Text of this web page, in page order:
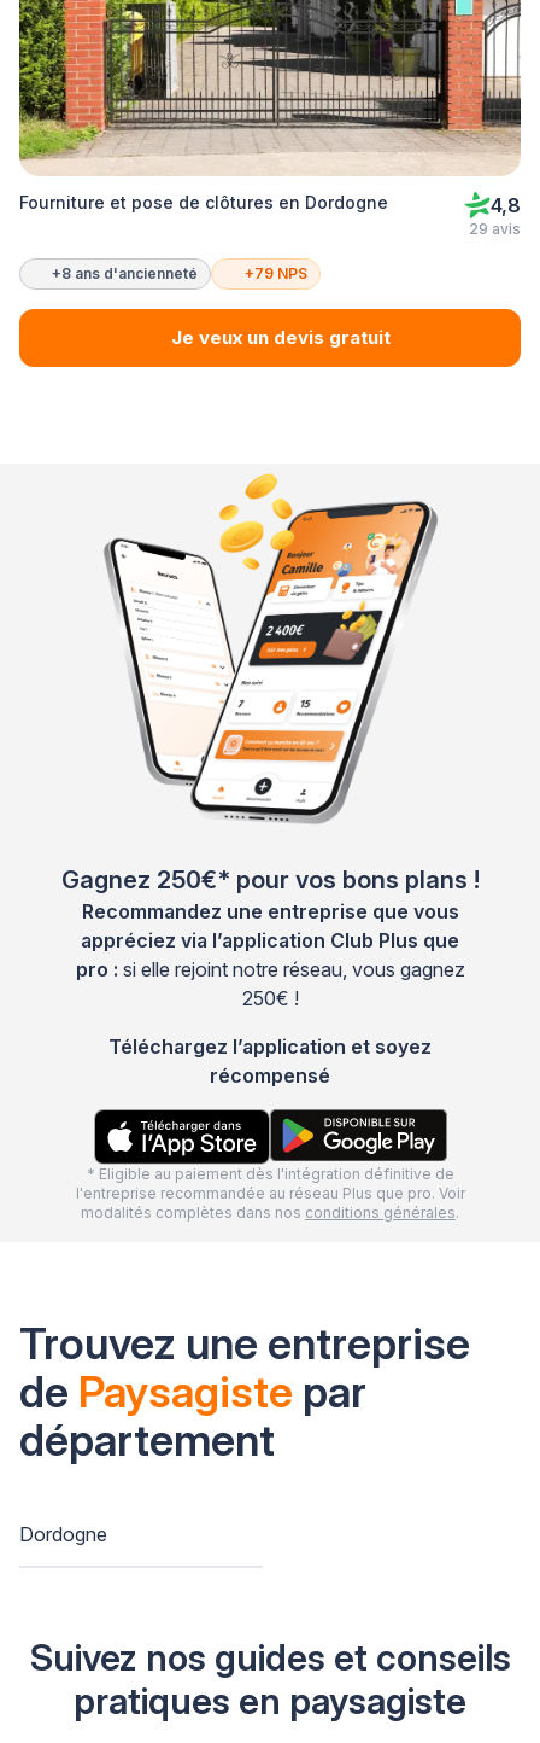
Fourniture et pose de clôtures en Dordogne 4,8
29 avis
+8 ans d'ancienneté +79 NPS
Je veux un devis gratuit
Gagnez 250€* pour vos bons plans !
Recommandez une entreprise que vous
appréciez via l’application Club Plus que
pro : si elle rejoint notre réseau, vous gagnez
250€ !
Téléchargez l’application et soyez
récompensé
* Eligible au paiement dès l'intégration définitive de
l'entreprise recommandée au réseau Plus que pro. Voir
modalités complètes dans nos conditions générales.
Trouvez une entreprise
de Paysagiste par
département
Dordogne
Suivez nos guides et conseils
pratiques en paysagiste